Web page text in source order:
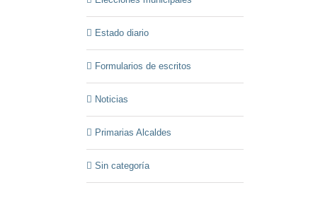
Estado diario
Formularios de escritos
Noticias
Primarias Alcaldes
Sin categoría